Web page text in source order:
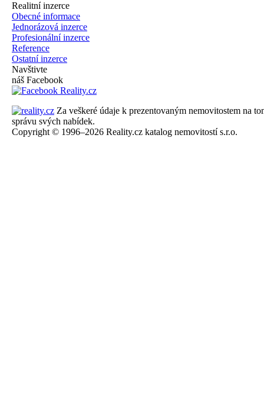
Realitní inzerce
Obecné informace
Jednorázová inzerce
Profesionální inzerce
Reference
Ostatní inzerce
Navštivte
náš Facebook
Za veškeré údaje k prezentovaným nemovitostem na
správu svých nabídek.
Copyright © 1996–2026 Reality.cz katalog nemovitostí s.r.o.